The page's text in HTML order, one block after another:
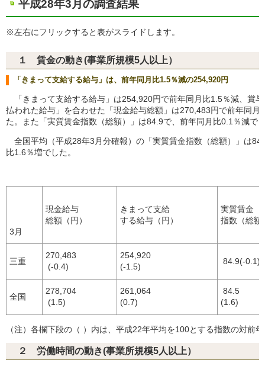
平成28年3月の調査結果
※左右にフリックすると表がスライドします。
１ 賃金の動き(事業所規模5人以上）
「きまって支給する給与」は、前年同月比1.5％減の254,920円
「きまって支給する給与」は254,920円で前年同月比1.5％減、賞
払われた給与」を合わせた「現金給与総額」は270,483円で前年同月
た。また「実質賃金指数（総額）」は84.9で、前年同月比0.1％減で
全国平均（平成28年3月分確報）の「実質賃金指数（総額）」は
比1.6％増でした。
3月
現金給与
総額（円）
きまって支給
する給与（円）
実質賃金
指数（総額
三重
270,483
(-0.4)
254,920
(-1.5)
84.9(-0.1)
全国
278,704
(1.5)
261,064
(0.7)
84.5
(1.6)
（注）各欄下段の（ ）内は、平成22年平均を100とする指数の対前
２ 労働時間の動き(事業所規模5人以上）